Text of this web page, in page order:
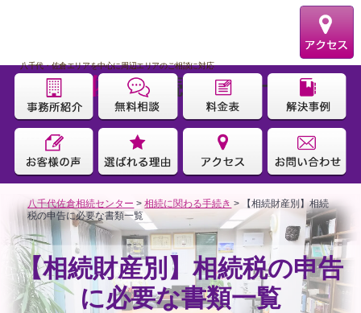
八千代・佐倉エリアを中心に周辺エリアのご相談に対応
運営：太宰会計事務所
八千代佐倉相続センター >相続に関わる手続き >
【相続財産別】相続
税の申告に必要な書類一覧
【相続財産別】相続税の申告
に必要な書類一覧